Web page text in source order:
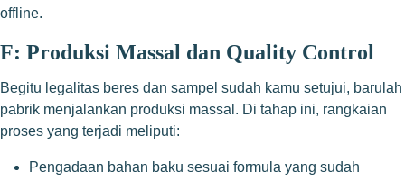
offline.
F: Produksi Massal dan Quality Control
Begitu legalitas beres dan sampel sudah kamu setujui, barulah
pabrik menjalankan produksi massal. Di tahap ini, rangkaian
proses yang terjadi meliputi:
Pengadaan bahan baku sesuai formula yang sudah